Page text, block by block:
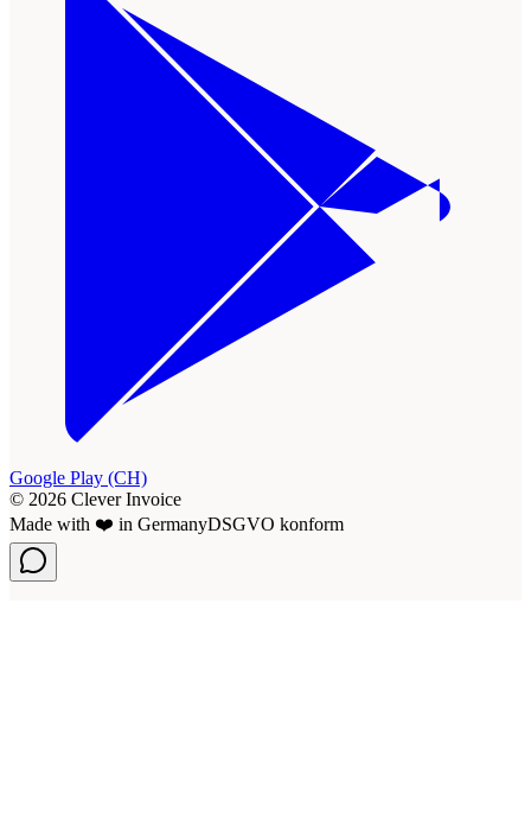
Google Play (CH)
© 2026 Clever Invoice
Made with ❤️ in GermanyDSGVO konform